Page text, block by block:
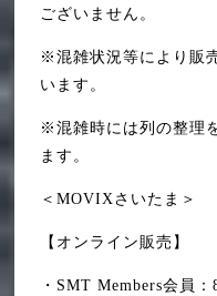
ございません。
※混雑状況等により販
います。
※混雑時には列の整理
ます。
＜MOVIXさいたま＞
【オンライン販売】
・SMT Members会員